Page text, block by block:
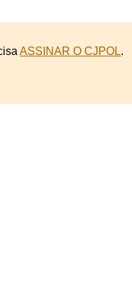
ASSINAR O CJPOL.